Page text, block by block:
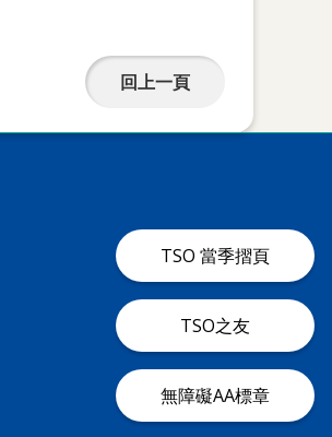
回上一頁
TSO 當季摺頁
TSO之友
無障礙AA標章